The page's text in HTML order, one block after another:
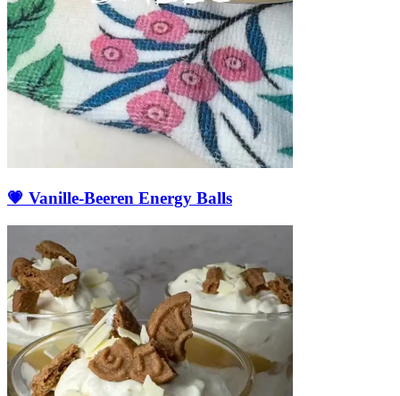
💗 Vanille-Beeren Energy Balls